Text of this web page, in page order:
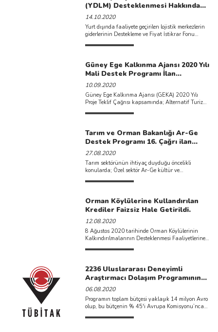
(YDLM) Desteklenmesi Hakkında
Cumhurbaşkanı Kararı Resmi
Gazete'de Yayımlanarak Yürürlüğe
Girdi.
14.10.2020
Yurt dışında faaliyete geçirilen lojistik merkezlerin
giderlerinin Destekleme ve Fiyat İstikrar Fonu
Güney Ege Kalkınma Ajansı 2020 Yılı
Mali Destek Programı İlan
Edilmiştir.
10.09.2020
Güney Ege Kalkınma Ajansı (GEKA) 2020 Yılı
Proje Teklif Çağrısı kapsamında; Alternatif Turizm
Tarım ve Orman Bakanlığı Ar-Ge
Destek Programı 16. Çağrı ilan
edilmiştir.
27.08.2020
Tarım sektörünün ihtiyaç duyduğu öncelikli
konularda; Özel sektör Ar-Ge kültür ve
Orman Köylülerine Kullandırılan
Krediler Faizsiz Hale Getirildi.
12.08.2020
8 Ağustos 2020 tarihinde Orman Köylülerinin
Kalkındırılmalarının Desteklenmesi Faaliyetlerine
2236 Uluslararası Deneyimli
Araştırmacı Dolaşım Programının
2020 Yılı Çağrısı Açıldı
06.08.2020
Programın toplam bütçesi yaklaşık 14 milyon Avro
olup, bu bütçenin % 45'i Avrupa Komisyonu’nca